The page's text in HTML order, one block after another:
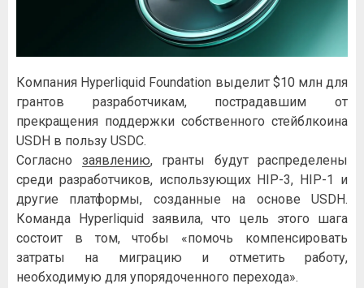
Компания Hyperliquid Foundation выделит $10 млн для
грантов разработчикам, пострадавшим от
прекращения поддержки собственного стейблкоина
USDH в пользу USDC.
Согласно заявлению, гранты будут распределены
среди разработчиков, использующих HIP-3, HIP-1 и
другие платформы, созданные на основе USDH.
Команда Hyperliquid заявила, что цель этого шага
состоит в том, чтобы «помочь компенсировать
затраты на миграцию и отметить работу,
необходимую для упорядоченного перехода».